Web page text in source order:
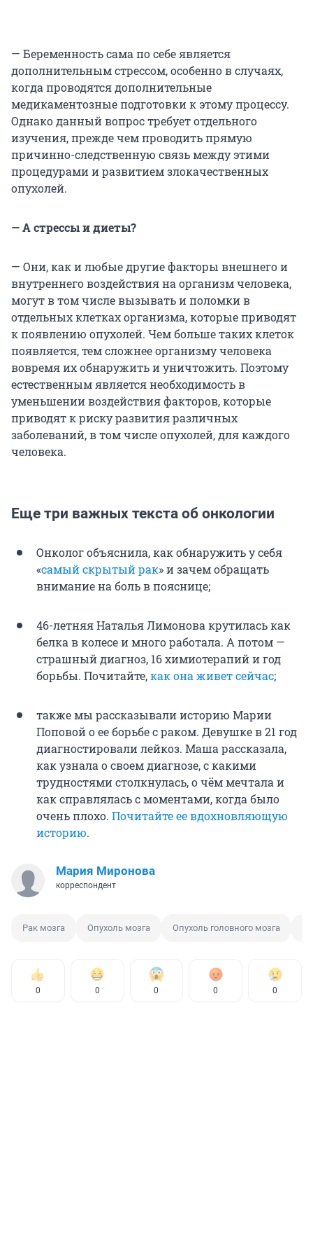
— Беременность сама по себе является
дополнительным стрессом, особенно в случаях,
когда проводятся дополнительные
медикаментозные подготовки к этому процессу.
Однако данный вопрос требует отдельного
изучения, прежде чем проводить прямую
причинно-следственную связь между этими
процедурами и развитием злокачественных
опухолей.
—А стрессы и диеты?
— Они, как и любые другие факторы внешнего и
внутреннего воздействия на организм человека,
могут в том числе вызывать и поломки в
отдельных клетках организма, которые приводят
к появлению опухолей. Чем больше таких клеток
появляется, тем сложнее организму человека
вовремя их обнаружить и уничтожить. Поэтому
естественным является необходимость в
уменьшении воздействия факторов, которые
приводят к риску развития различных
заболеваний, в том числе опухолей, для каждого
человека.
Еще три важных текста об онкологии
Онколог объяснила, как обнаружить у себя
«самый скрытый рак» и зачем обращать
внимание на боль в пояснице;
46-летняя Наталья Лимонова крутилась как
белка в колесе и много работала. А потом —
страшный диагноз, 16 химиотерапий и год
борьбы. Почитайте,как она живет сейчас;
также мы рассказывали историю Марии
Поповой о ее борьбе с раком. Девушке в 21 год
диагностировали лейкоз. Маша рассказала,
как узнала о своем диагнозе, с какими
трудностями столкнулась, о чём мечтала и
как справлялась с моментами, когда было
очень плохо. Почитайте ее вдохновляющую
историю.
Мария Миронова
корреспондент
Рак мозга Опухоль мозга Опухоль головного мозга
0 0 0 0 0